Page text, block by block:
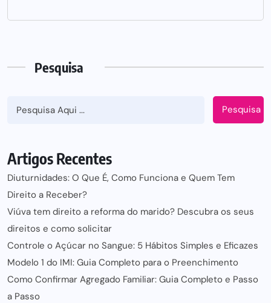
Pesquisa
Pesquisa
Artigos Recentes
Diuturnidades: O Que É, Como Funciona e Quem Tem
Direito a Receber?
Viúva tem direito a reforma do marido? Descubra os seus
direitos e como solicitar
Controle o Açúcar no Sangue: 5 Hábitos Simples e Eficazes
Modelo 1 do IMI: Guia Completo para o Preenchimento
Como Confirmar Agregado Familiar: Guia Completo e Passo
a Passo